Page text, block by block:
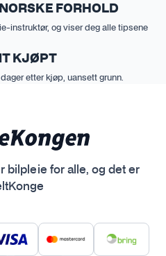
FORHOLD
instruktør, og viser deg alle tipsene
KJØPT
etter kjøp, uansett grunn.
bilpleie for alle, og det er